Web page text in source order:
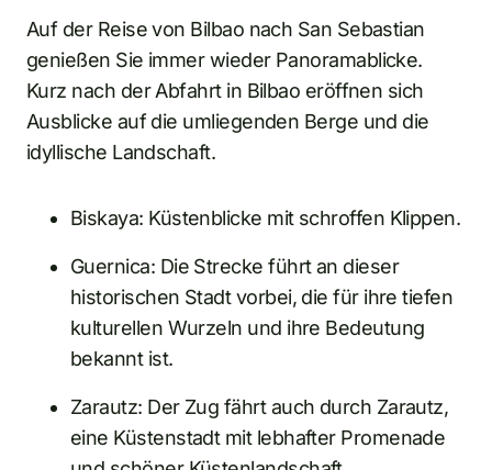
Auf der Reise von Bilbao nach San Sebastian
genießen Sie immer wieder Panoramablicke.
Kurz nach der Abfahrt in Bilbao eröffnen sich
Ausblicke auf die umliegenden Berge und die
idyllische Landschaft.
Biskaya: Küstenblicke mit schroffen Klippen.
Guernica: Die Strecke führt an dieser
historischen Stadt vorbei, die für ihre tiefen
kulturellen Wurzeln und ihre Bedeutung
bekannt ist.
Zarautz: Der Zug fährt auch durch Zarautz,
eine Küstenstadt mit lebhafter Promenade